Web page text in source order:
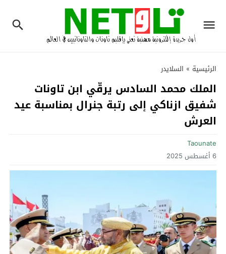
الرئيسية » السلايدر
الملك محمد السادس يرقّي ابن تاونات
شفيق ازناكي إلى رتبة جنرال بمناسبة عيد
العرش
Taounate
6 أغسطس 2025